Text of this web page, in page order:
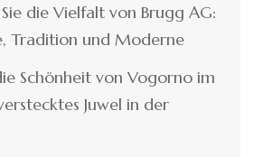
die Vielfalt von Brugg AG:
Tradition und Moderne
Schönheit von Vogorno im
Juwel in der